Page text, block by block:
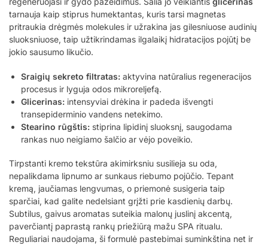
tarnauja kaip stiprus humektantas, kuris tarsi magnetas
pritraukia drėgmės molekules ir užrakina jas gilesniuose audinių
sluoksniuose, taip užtikrindamas ilgalaikį hidratacijos pojūtį be
jokio sausumo likučio.
Sraigių sekreto filtratas: aktyvina natūralius regeneracijos
procesus ir lyguja odos mikroreljefą.
Glicerinas: intensyviai drėkina ir padeda išvengti
transepiderminio vandens netekimo.
Stearino rūgštis: stiprina lipidinį sluoksnį, saugodama
rankas nuo neigiamo šalčio ar vėjo poveikio.
Tirpstanti kremo tekstūra akimirksniu susilieja su oda,
nepalikdama lipnumo ar sunkaus riebumo pojūčio. Tepant
kremą, jaučiamas lengvumas, o priemonė susigeria taip
sparčiai, kad galite nedelsiant grįžti prie kasdienių darbų.
Subtilus, gaivus aromatas suteikia malonų juslinį akcentą,
paverčiantį paprastą rankų priežiūrą mažu SPA ritualu.
Reguliariai naudojama, ši formulė pastebimai suminkština net ir